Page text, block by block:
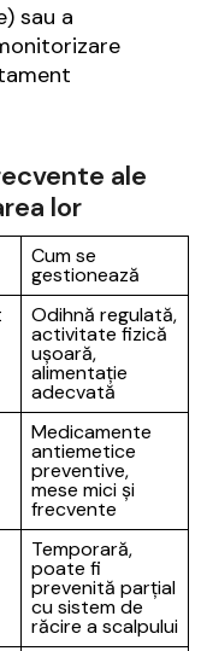
sau a
ale
lor
Cum se
gestionează
Odihnă regulată,
activitate fizică
ușoară,
alimentație
adecvată
Medicamente
antiemetice
preventive,
mese mici și
frecvente
Temporară,
poate fi
prevenită parțial
cu sistem de
răcire a scalpului